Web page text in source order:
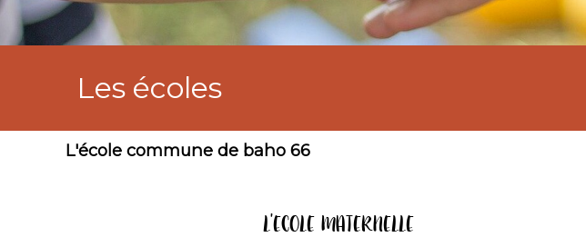
Les écoles
L'école commune de baho 66
L’ECOLE MATERNELLE